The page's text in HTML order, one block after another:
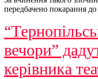
передбачено покарання
вечори”
керівника